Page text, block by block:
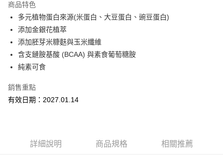
合作金庫商業銀行
華南商業銀行
彰化商業銀行
上海商業儲蓄銀行
國泰世華商業銀行
臺灣中小企業銀行
台中商業銀行
匯豐（台灣）商業銀行
聯邦商業銀行
元大商業銀行
台新國際商業銀行
超商取貨付款
LINE Pay
Apple Pay
街口支付
悠遊付
Google Pay
運送方式
商品特色
多元植物蛋白來源(米蛋白、大豆蛋白、豌豆蛋白)
添加金銀花植萃
添加胚芽米糠麩與玉米纖維
含支鏈胺基酸 (BCAA) 與素食葡萄糖胺
純素可食
銷售重點
有效日期：2027.01.14
詳細說明 商品規格 相關推薦